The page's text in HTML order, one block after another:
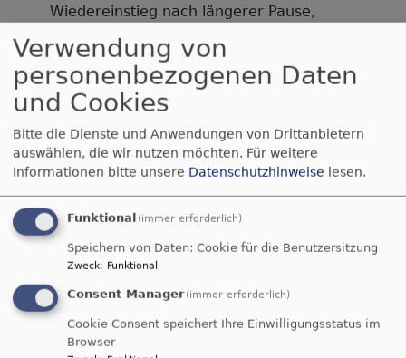
Wiedereinstieg nach längerer Pause,
Unterricht in jahrgangsübergreifenden
Gruppen, Erstellung eines Qualis…
Möglichkeiten zur Reflexion, z.B. in der Gruppe
Zweiergespräch
Unterrichtssituationen
Auskünfte zu neuen bzw. aktuellen
Konzeptionen, z.B. Religionsunterricht mit
erweiterter Kooperation (RUmeK)
Fortbildungen
Verwendung von
personenbezogenen Daten
und Cookies
Bitte die Dienste und Anwendungen von Drittanbietern
auswählen, die wir nutzen möchten. Für weitere
Informationen bitte unsere Datenschutzhinweise lesen.
Funktional (immer erforderlich)
Speichern von Daten: Cookie für die Benutzersitzung
Zweck: Funktional
Consent Manager (immer erforderlich)
Cookie Consent speichert Ihre Einwilligungsstatus im
Browser